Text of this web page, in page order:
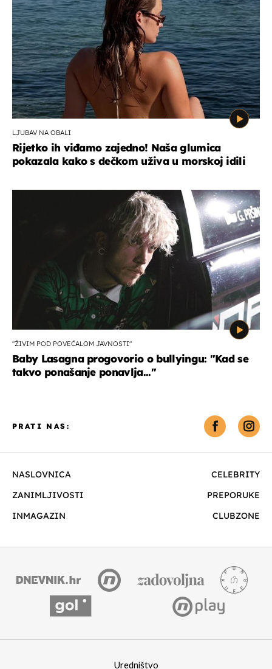
LJUBAV NA OBALI
Rijetko ih viđamo zajedno! Naša glumica
pokazala kako s dečkom uživa u morskoj idili
"ŽIVIM POD POVEĆALOM JAVNOSTI"
Baby Lasagna progovorio o bullyingu: "Kad se
takvo ponašanje ponavlja..."
NASLOVNICA
CELEBRITY
ZANIMLJIVOSTI
PREPORUKE
INMAGAZIN
CLUBZONE
PRATI NAS:
Uredništvo